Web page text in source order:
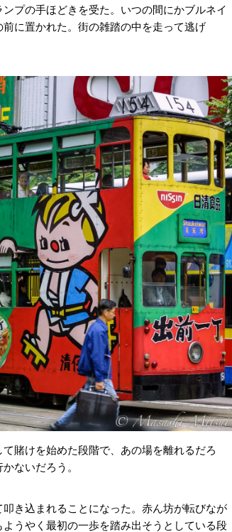
プの手ほどきを受た。いつの間にかブルネイ
に置かれた。街の雑踏の中を走って逃げ
賭けを始めた段階で、あの場を離れるだろ
ないだろう。
き込まれることになった。赤ん坊が転びなが
うやく最初の一歩を踏み出そうとしている段